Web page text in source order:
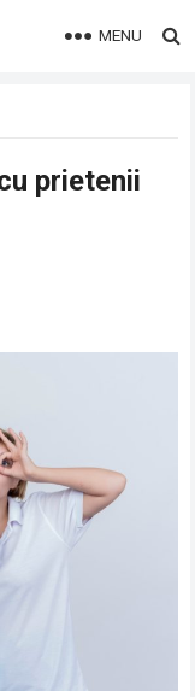
MENU
prietenii